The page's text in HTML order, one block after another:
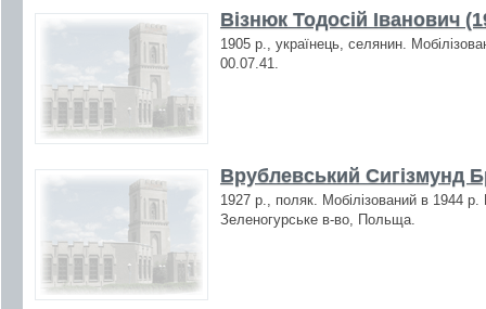
Візнюк Тодосій Іванович
1905 р., українець, селянин.
00.07.41.
Врублевський Сигізмунд
1927 р., поляк. Мобілізований в 1944
Зеленогурське в-во, Польща.